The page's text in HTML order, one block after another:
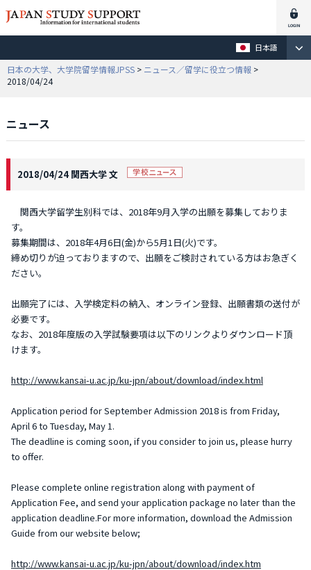
日本語
日本の大学、大学院留学情報JPSS > ニュース／留学に役立つ情報 >
2018/04/24
ニュース
2018/04/24 関西大学 文
関西大学留学生別科では、2018年9月入学の出願を募集しておりま
す。
募集期間は、2018年4月6日(金)から5月1日(火)です。
締め切りが迫っておりますので、出願をご検討されている方はお急ぎく
ださい。
出願完了には、入学検定料の納入、オンライン登録、出願書類の送付が
必要です。
なお、2018年度版の入学試験要項は以下のリンクよりダウンロード頂
けます。
http://www.kansai-u.ac.jp/ku-jpn/about/download/index.html
Application period for September Admission 2018 is from Friday,
April 6 to Tuesday, May 1.
The deadline is coming soon, if you consider to join us, please hurry
to offer.
Please complete online registration along with payment of
Application Fee, and send your application package no later than the
application deadline.For more information, download the Admission
Guide from our website below;
http://www.kansai-u.ac.jp/ku-jpn/about/download/index.htm